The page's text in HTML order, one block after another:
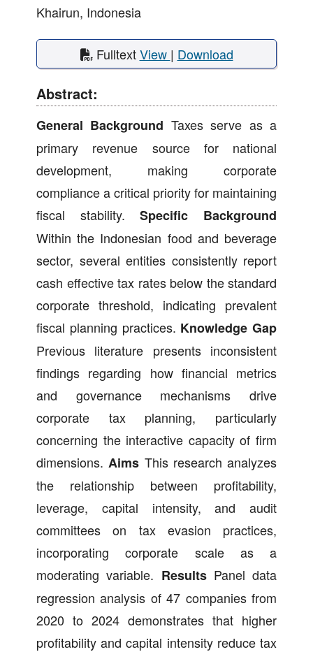
Khairun, Indonesia
FulltextView | Download
Abstract:
General Background Taxes serve as a
primary revenue source for national
development, making corporate
compliance a critical priority for maintaining
fiscal stability.Specific Background
Within the Indonesian food and beverage
sector, several entities consistently report
cash effective tax rates below the standard
corporate threshold, indicating prevalent
fiscal planning practices. Knowledge Gap
Previous literature presents inconsistent
findings regarding how financial metrics
and governance mechanisms drive
corporate tax planning, particularly
concerning the interactive capacity of firm
dimensions. Aims This research analyzes
the relationship between profitability,
leverage, capital intensity, and audit
committees on tax evasion practices,
incorporating corporate scale as a
moderating variable. ResultsPanel data
regression analysis of 47 companies from
2020 to 2024 demonstrates that higher
profitability and capital intensity reduce tax